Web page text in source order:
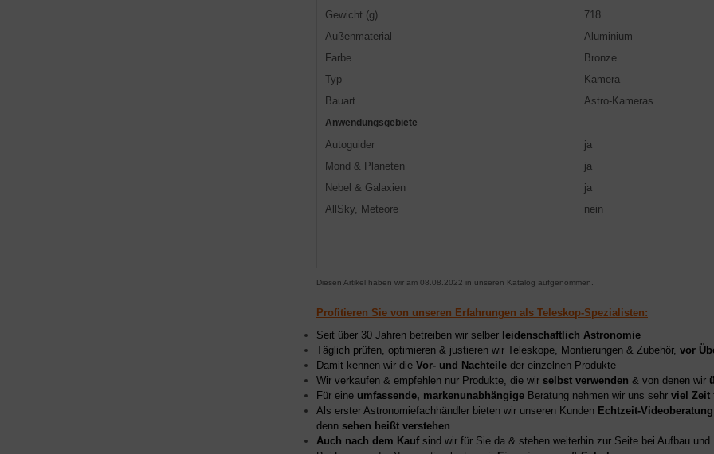
Gewicht (g)
718
Außenmaterial
Aluminium
Farbe
Bronze
Typ
Kamera
Bauart
Astro-Kameras
Anwendungsgebiete
Autoguider
ja
Mond & Planeten
ja
Nebel & Galaxien
ja
AllSky, Meteore
nein
Diesen Artikel haben wir am 08.08.2022 in unseren Katalog aufgenommen.
Profitieren Sie von unseren Erfahrungen als Teleskop-Spezialisten:
Seit über 30 Jahren betreiben wir selber leidenschaftlich Astronomie
Täglich prüfen, optimieren & justieren wir Teleskope, Montierungen & Zubehör, vor
Damit kennen wir die Vor- und Nachteile der einzelnen Produkte
Wir verkaufen & empfehlen nur Produkte, die wir selbst verwenden & von denen wir
Für eine umfassende, markenunabhängige Beratung nehmen wir uns sehr viel Zeit
Als erster Astronomiefachhändler bieten wir unseren Kunden Echtzeit-Videoberatung
denn sehen heißt verstehen
Auch nach dem Kaufsind wir für Sie da & stehen weiterhin zur Seite bei Aufbau und